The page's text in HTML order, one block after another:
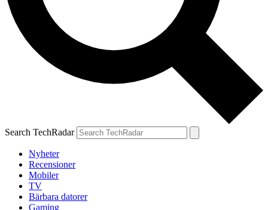
Search TechRadar
Nyheter
Recensioner
Mobiler
TV
Bärbara datorer
Gaming